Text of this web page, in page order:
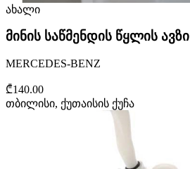
ახალი
მინის საწმენდის წყლის ავზი
MERCEDES-BENZ
₾140.00
თბილისი, ქუთაისის ქუჩა